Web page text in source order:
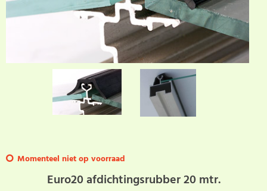
Momenteel niet op voorraad
Euro20 afdichtingsrubber 20 mtr.